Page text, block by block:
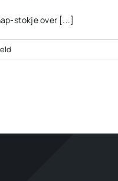
stokje over [...]
Kopwijzer